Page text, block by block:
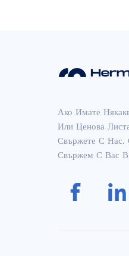
si
Ако Имате
Или Ценова
Свържете С
Свържем С Вас В